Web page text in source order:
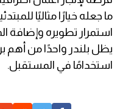
ما جعله خيارًا مثاليًا
استمرار تطويره وإضافة
يظل بلندر واحدًا من أهم
استخدامًا في المستقبل.